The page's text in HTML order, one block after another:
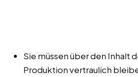
Sie müssen über den Inhalt
Produktion vertraulich